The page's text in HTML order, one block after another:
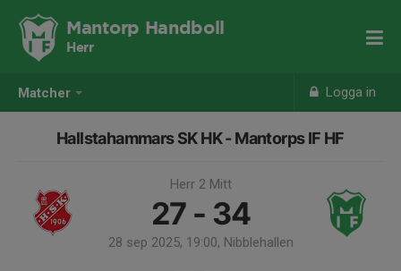
Matcher Logga in
Mantorp Handboll
Herr
Hallstahammars SK HK - Mantorps IF HF
Herr 2 Mitt
27 - 34
28 sep 2025, 19:00, Nibblehallen